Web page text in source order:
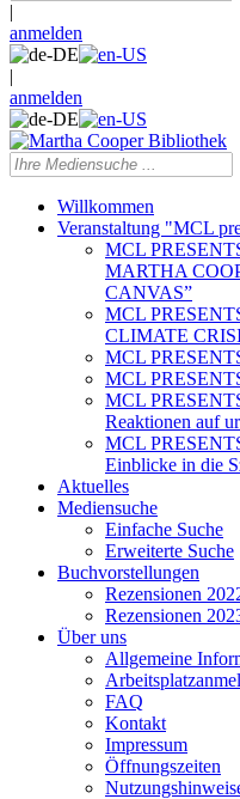
|
anmelden
|
anmelden
Willkommen
Veranstaltung "MCL
MCL
MARTHA
CANVAS”
MCL
CLIMATE
MCL
MCL
MCL
Reaktionen auf
MCL
Einblicke in die
Aktuelles
Mediensuche
Einfache Suche
Erweiterte Suche
Buchvorstellungen
Rezensionen
Rezensionen
Über uns
Allgemeine
FAQ
Kontakt
Impressum
Öffnungszeiten